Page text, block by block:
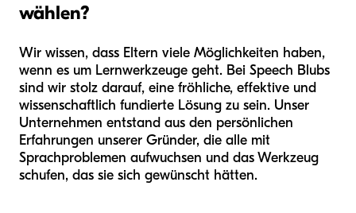
wählen?
Wir wissen, dass Eltern viele Möglichkeiten haben,
wenn es um Lernwerkzeuge geht. Bei Speech Blubs
sind wir stolz darauf, eine fröhliche, effektive und
wissenschaftlich fundierte Lösung zu sein. Unser
Unternehmen entstand aus den persönlichen
Erfahrungen unserer Gründer, die alle mit
Sprachproblemen aufwuchsen und das Werkzeug
schufen, das sie sich gewünscht hätten.